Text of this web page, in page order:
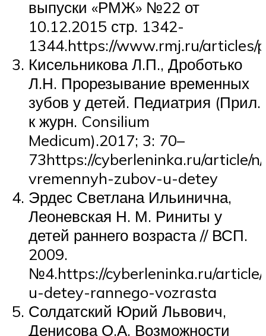
выпуски «РМЖ» №22 от
10.12.2015 стр. 1342-
1344.https://www.rmj.ru/articles/
Кисельникова Л.П., Дроботько
Л.Н. Прорезывание временных
зубов у детей. Педиатрия (Прил.
к журн. Consilium
Medicum).2017; 3: 70–
73https://cyberleninka.ru/article/
vremennyh-zubov-u-detey
Эрдес Светлана Ильинична,
Леоневская Н. М. Риниты у
детей раннего возраста // ВСП.
2009.
№4.https://cyberleninka.ru/
u-detey-rannego-vozrasta
Солдатский Юрий Львович,
Денисова О.А. Возможности